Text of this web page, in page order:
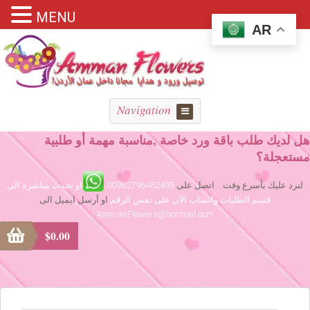
Navigation
هل لديك طلب باقة ورد خاصة ,مناسبة مهمة أو طلبية
مستعجلة؟
لنرد عليك بأسرع وقت... اتصل على 00962796462495
او تحدث مباشرة الى
قسم الطلبات واتساب الآن على نفس الرقم او أرسل ايميل الى
AmmanFlowers@hotmail.com
$0.00
AR
MENU